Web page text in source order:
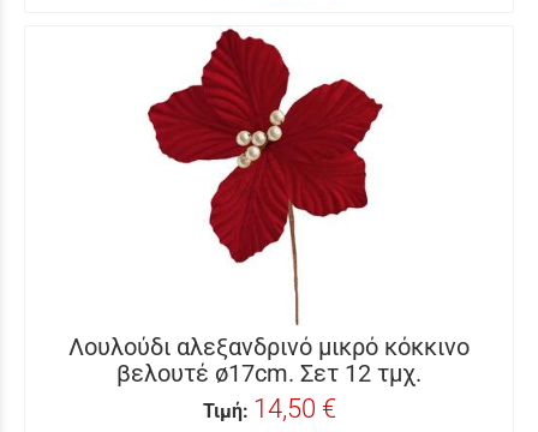
Λουλούδι αλεξανδρινό μικρό κόκκινο
βελουτέ ø17cm. Σετ 12 τμχ.
Τιμή: 14,50 €